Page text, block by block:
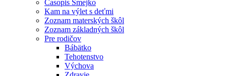
Časopis Smejko
Kam na výlet s deťmi
Zoznam materských škôl
Zoznam základných škôl
Pre rodičov
Bábätko
Tehotenstvo
Výchova